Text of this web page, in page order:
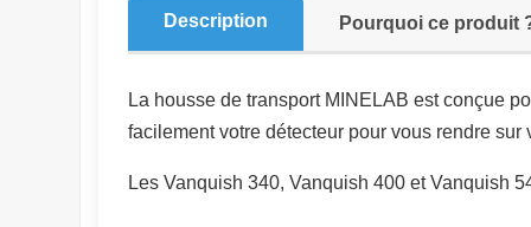
Description Pourquoi ce produit
La housse de transport MINELAB est conçue
facilement votre détecteur pour vous rendre sur
Les Vanquish 340, Vanquish 400 et Vanquish